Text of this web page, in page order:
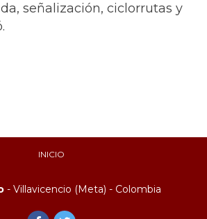
señalización, ciclorrutas y
INICIO
- Villavicencio (Meta) - Colombia